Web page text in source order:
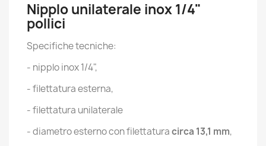
Nipplo unilaterale inox 1/4"
pollici
Specifiche tecniche:
- nipplo inox 1/4",
- filettatura esterna,
- filettatura unilaterale
- diametro esterno con filettaturacirca 13,1 mm,